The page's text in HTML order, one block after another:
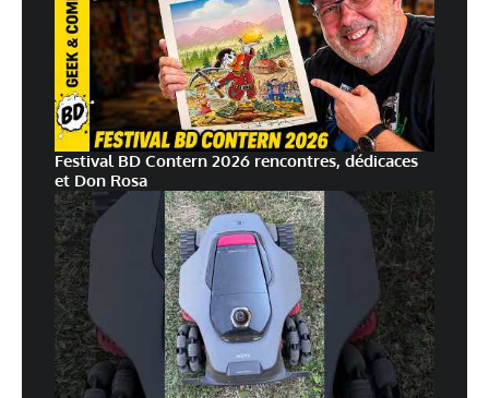
Festival BD Contern 2026 rencontres, dédicaces
et Don Rosa